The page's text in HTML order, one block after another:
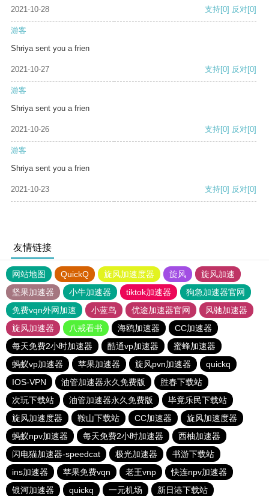
2021-10-28 支持[0] 反对[0]
游客
Shriya sent you a frien
2021-10-27 支持[0] 反对[0]
游客
Shriya sent you a frien
2021-10-26 支持[0] 反对[0]
游客
Shriya sent you a frien
2021-10-23 支持[0] 反对[0]
友情链接
网站地图 QuickQ 旋风加速度器 旋风
旋风加速
坚果加速器
小牛加速器 tiktok加速器
狗急加速器官网
免费vqn外网加速
小蓝鸟 优途加速器官网
风驰加速器
旋风加速器
八戒看书 海鸥加速器
CC加速器
每天免费2小时加速器
酷通vp加速器
蜜蜂加速器
蚂蚁vp加速器
苹果加速器 旋风pvn加速器
quickq
IOS-VPN
油管加速器永久免费版
胜春下载站
次玩下载站
油管加速器永久免费版
毕竟乐民下载站
旋风加速度器
鞍山下载站 CC加速器
旋风加速度器
蚂蚁npv加速器
每天免费2小时加速器
西柚加速器
闪电猫加速器-speedcat
极光加速器
书游下载站
ins加速器
苹果免费vqn 老王vnp
快连npv加速器
银河加速器
quickq 一元机场 新日港下载站